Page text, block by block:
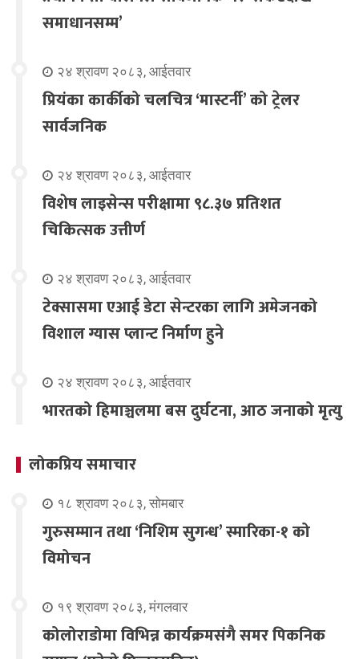
समाधानसम्म’
२४ श्रावण २०८३, आईतवार
प्रियंका कार्कीको चलचित्र ‘मास्टर्नी’ को ट्रेलर
सार्वजनिक
२४ श्रावण २०८३, आईतवार
विशेष लाइसेन्स परीक्षामा ९८.३७ प्रतिशत
चिकित्सक उत्तीर्ण
२४ श्रावण २०८३, आईतवार
टेक्सासमा एआई डेटा सेन्टरका लागि अमेजनको
विशाल ग्यास प्लान्ट निर्माण हुने
२४ श्रावण २०८३, आईतवार
भारतको हिमाञ्चलमा बस दुर्घटना, आठ जनाको मृत्यु
लोकप्रिय समाचार
१८ श्रावण २०८३, सोमबार
गुरुसम्मान तथा ‘निशिम सुगन्ध’ स्मारिका-१ को
विमोचन
१९ श्रावण २०८३, मंगलवार
कोलोराडोमा विभिन्न कार्यक्रमसंगै समर पिकनिक